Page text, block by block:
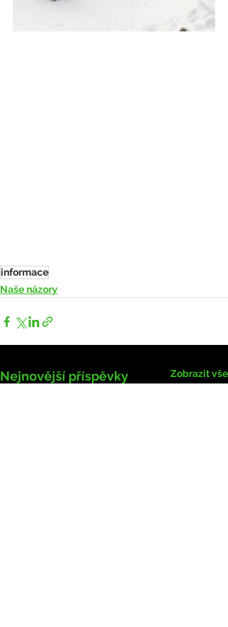
informace
Naše názory
Nejnovější příspěvky Zobrazit vše